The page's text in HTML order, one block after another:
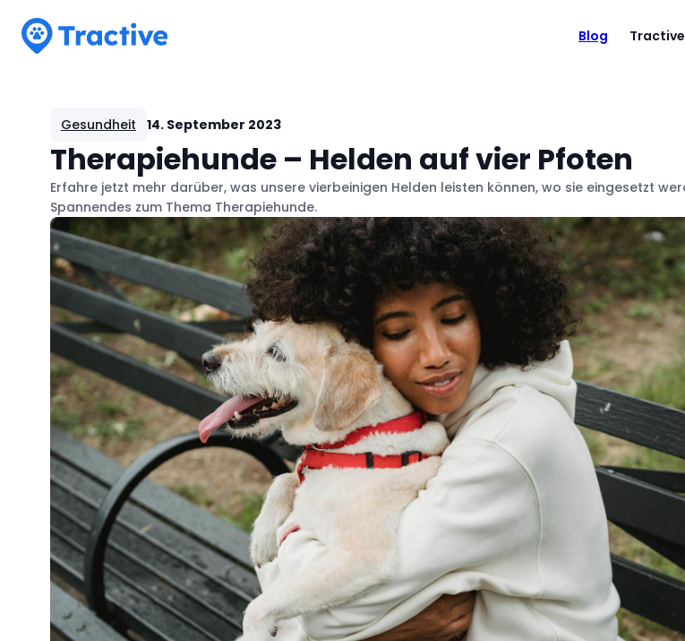
Blog
Gesundheit 14. September 2023
Therapiehunde – Helden auf vier Pfoten
Erfahre jetzt mehr darüber, was unsere vierbeinigen Helden leisten können, wo sie eingesetzt
Spannendes zum Thema Therapiehunde.